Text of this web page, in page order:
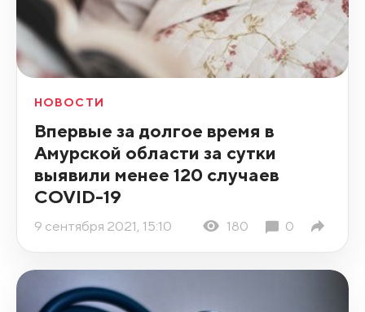
НОВОСТИ
Впервые за долгое время в
Амурской области за сутки
выявили менее 120 случаев
COVID-19
9 сентября 2021, 15:10 180 0